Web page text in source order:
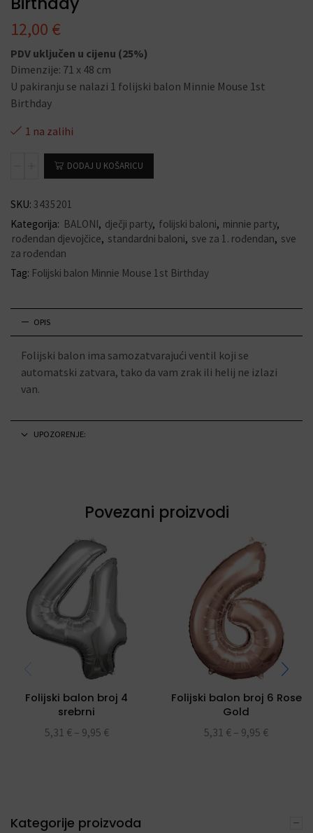
12,00 €
PDV uključen u cijenu (25%)
Dimenzije: 71 x 48 cm
U pakiranju se nalazi 1 folijski balon Minnie Mouse 1st
Birthday
1 na zalihi
DODAJ U KOŠARICU
SKU: 3435201
Kategorija: BALONI, dječji party, folijski baloni, minnie party,
rođendan djevojčice, standardni baloni, sve za 1. rođendan, sve
za rođendan
Tag: Folijski balon Minnie Mouse 1st Birthday
OPIS
Folijski balon ima samozatvarajući ventil koji se
automatski zatvara, tako da vam zrak ili helij ne izlazi
van.
UPOZORENJE:
Povezani proizvodi
Folijski balon broj 4
srebrni
5,31 € – 9,95 €
Folijski balon broj 6 Rose
Gold
5,31 € – 9,95 €
Kategorije proizvoda